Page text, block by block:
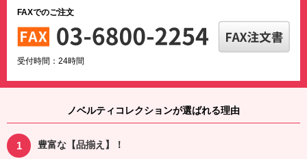
FAXでのご注文
受付時間：24時間
ノベルティコレクションが選ばれる理由
豊富な【品揃え】！